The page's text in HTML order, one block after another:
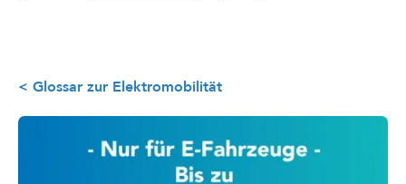
< Glossar zur Elektromobilität